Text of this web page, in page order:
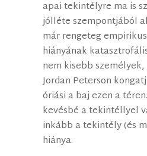
apai tekintélyre ma is
jólléte szempontjából
már rengeteg
hiányának
nem kisebb
Jordan Peterson
óriási a baj ezen a
kevésbé a tekintéllyel
inkább a tekintély (és
hiánya.